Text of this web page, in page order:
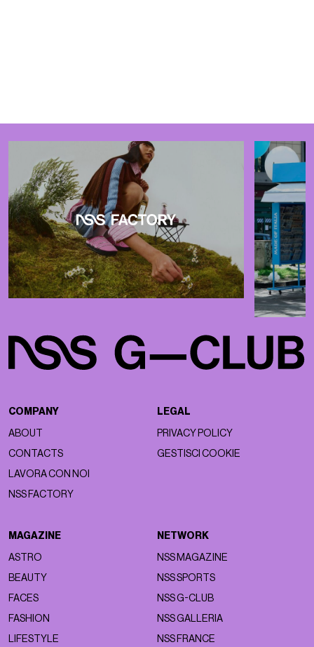
COMPANY
ABOUT
CONTACTS
LAVORA CON NOI
NSS FACTORY
LEGAL
PRIVACY POLICY
GESTISCI COOKIE
MAGAZINE
ASTRO
BEAUTY
FACES
FASHION
LIFESTYLE
NETWORK
NSS MAGAZINE
NSS SPORTS
NSS G-CLUB
NSS GALLERIA
NSS FRANCE